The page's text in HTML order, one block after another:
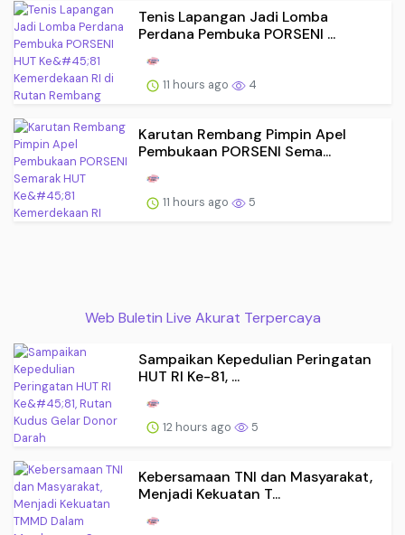
Tenis Lapangan Jadi Lomba
Perdana Pembuka PORSENI ...
11 hours ago 4
Karutan Rembang Pimpin Apel
Pembukaan PORSENI Sema...
11 hours ago 5
Web Buletin Live Akurat Terpercaya
Sampaikan Kepedulian Peringatan
HUT RI Ke-81, ...
12 hours ago 5
Kebersamaan TNI dan Masyarakat,
Menjadi Kekuatan T...